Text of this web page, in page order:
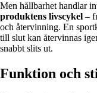
Men hållbarhet handlar
produktens livscykel –
och återvinning. En
till slut kan återvinnas
snabbt slits ut.
Funktion och